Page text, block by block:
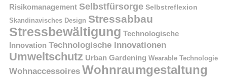
Risikomanagement Selbstfürsorge Selbstreflexion
Skandinavisches Design Stressabbau
Stressbewältigung Technologische
Innovation Technologische Innovationen
Umweltschutz Urban Gardening Wearable Technologie
Wohnaccessoires Wohnraumgestaltung